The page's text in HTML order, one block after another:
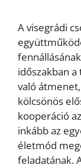
A visegrádi
időszakban
való
kölcsönös
kooperáció
inkább az
életmód
feladatának.